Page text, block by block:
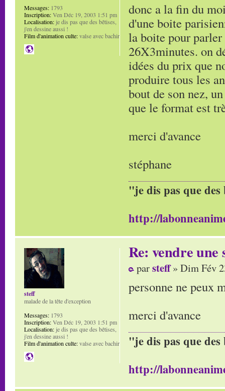
donc a la fin du
d'une boite
la boite pour
26X3minutes. on
idées du prix que
produire tous les
bout de son nez,
que le format est
merci d'avance
stéphane
"je dis pas que
http://
Messages: 1793
Inscription:Ven Déc 19, 2003 1:51 pm
Localisation: je dis pas que des bêtises,
j'en dessine aussi !
Film d'animation culte:valse avec bachir
Re: vendre une
parsteff» Dim Fév
personne ne peux
merci d'avance
"je dis pas que
http://
steff
malade de la tête d'exception
Messages: 1793
Inscription:Ven Déc 19, 2003 1:51 pm
Localisation:je dis pas que des bêtises,
j'en dessine aussi !
Film d'animation culte:valse avec bachir